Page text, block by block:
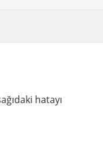
hatayı